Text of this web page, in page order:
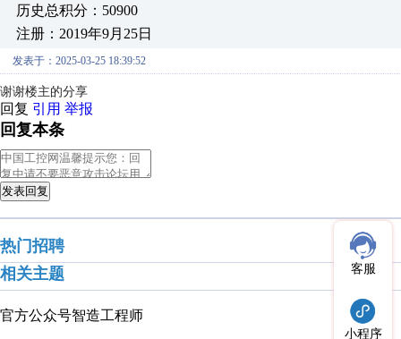
历史总积分：50900
注册：2019年9月25日
发表于：2025-03-25 18:39:52
谢谢楼主的分享
回复 引用 举报
回复本条
发表回复
热门招聘
相关主题
官方公众号智造工程师
客服
小程序